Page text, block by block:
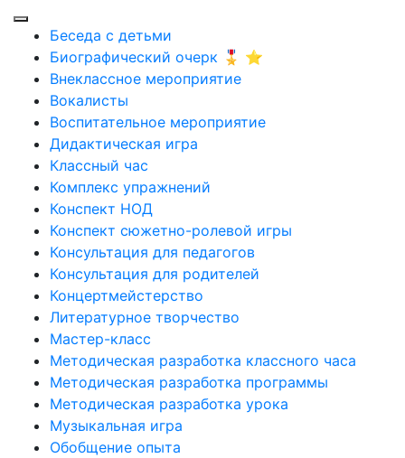
Беседа с детьми
Биографический очерк 🎖️ ⭐
Внеклассное мероприятие
Вокалисты
Воспитательное мероприятие
Дидактическая игра
Классный час
Комплекс упражнений
Конспект НОД
Конспект сюжетно-ролевой игры
Консультация для педагогов
Консультация для родителей
Концертмейстерство
Литературное творчество
Мастер-класс
Методическая разработка классного часа
Методическая разработка программы
Методическая разработка урока
Музыкальная игра
Обобщение опыта